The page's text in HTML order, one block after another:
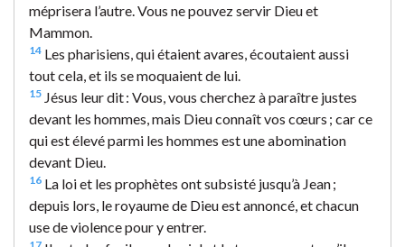
méprisera l’autre. Vous ne pouvez servir Dieu et
Mammon.
14 Les pharisiens, qui étaient avares, écoutaient aussi
tout cela, et ils se moquaient de lui.
15 Jésus leur dit : Vous, vous cherchez à paraître justes
devant les hommes, mais Dieu connaît vos cœurs ; car ce
qui est élevé parmi les hommes est une abomination
devant Dieu.
16 La loi et les prophètes ont subsisté jusqu’à Jean ;
depuis lors, le royaume de Dieu est annoncé, et chacun
use de violence pour y entrer.